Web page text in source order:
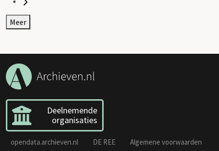
Meer
Deelnemende
organisaties
opendata.archieven.nl DE REE
Algemene voorwaarden